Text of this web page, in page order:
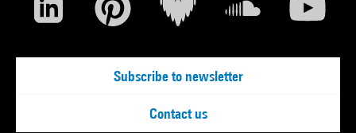
Subscribe to newsletter
Contact us